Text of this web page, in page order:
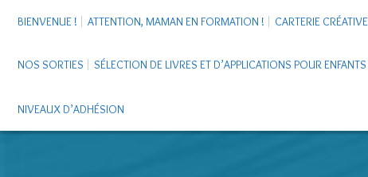
BIENVENUE ! ATTENTION, MAMAN EN FORMATION ! CARTERIE
NOS SORTIES SÉLECTION DE LIVRES ET D’APPLICATIONS POUR ENFANTS
NIVEAUX D’ADHÉSION